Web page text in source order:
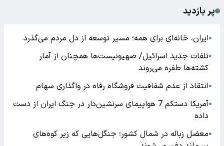
پر بازدید
●ایران، خانه‌ای برای همه؛ مسیر توسعه از دل مردم می‌گذرد
●تلفات جدید اسرائیل/ صهیونیست‌ها همچنان از آمار
کشته‌ها طفره می‌روند
●انتقاد از عدم شفافیت فروشگاه رفاه در واگذاری سهام
●
آمریکا دستکم 7 هواپیمای سرنشین‌دار در جنگ ایران از دست
داده
●معضل زباله در شمال کشور؛ جنگل‌هایی که زیر کوه‌های